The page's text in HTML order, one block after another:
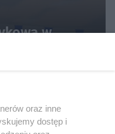
w
Sześć osób
oraz inne
dostęp i